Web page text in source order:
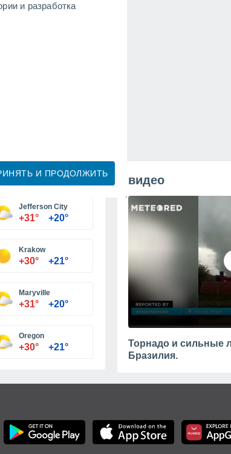
и разработка
И ПРОДОЛЖИТЬ
Jefferson City
+31° +20°
Krakow
+30° +21°
Maryville
+31° +20°
Oregon
+30° +21°
видео
Торнадо и сильные
Бразилия.